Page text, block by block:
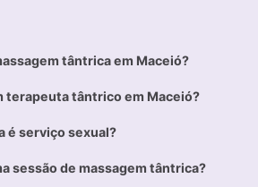
tântrica em Maceió?
terapeuta tântrico em Maceió?
é serviço sexual?
sessão de massagem tântrica?